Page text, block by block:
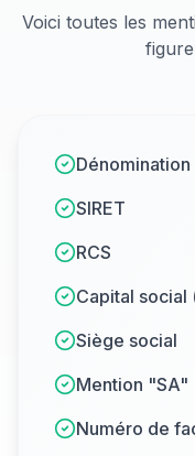
Voici toutes les
SIRET
RCS
Capital
Siège social
Mention "SA"
Numéro de